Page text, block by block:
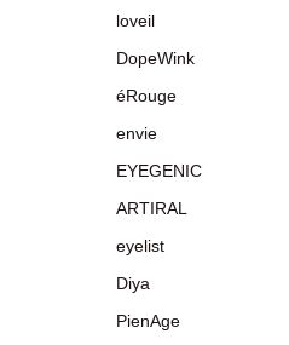
loveil
DopeWink
éRouge
envie
EYEGENIC
ARTIRAL
eyelist
Diya
PienAge